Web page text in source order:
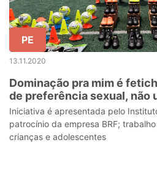
PE
13.11.2020
Dominação pra mim é
de preferência sexual, não
de putaria, dias de amor,
va
Iniciativa é apresentada pelo
patrocínio da empresa BRF;
crianças e adolescentes